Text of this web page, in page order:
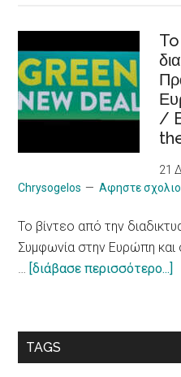
of
για
πιο
10
on
To
/
21
Chrysogelos
Αφηστε σχολιο
To βίντεο από την
Συμφωνία στην Ευρώπη και
… [διάβασε περισσότερο...]
TAGS